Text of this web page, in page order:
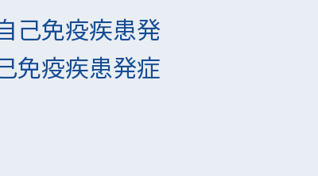
己免疫疾患発
免疫疾患発症